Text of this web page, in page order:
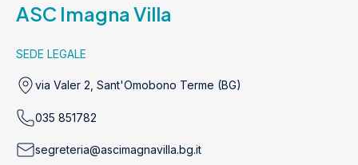
ASC Imagna Villa
SEDE LEGALE
via Valer 2, Sant'Omobono Terme (BG)
035 851782
segreteria@ascimagnavilla.bg.it